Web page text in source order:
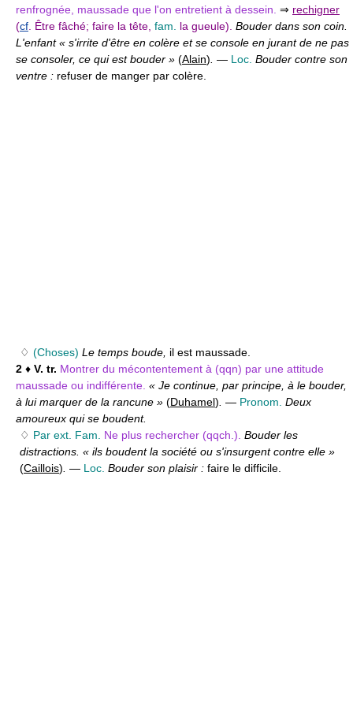
renfrognée, maussade que l'on entretient à dessein. ⇒ rechigner
(cf . Être fâché; faire la tête, fam. la gueule). Bouder dans son coin.
L'enfant « s'irrite d'être en colère et se console en jurant de ne pas
se consoler, ce qui est bouder » (Alain) — Loc. Bouder contre son
ventre : refuser de manger par colère.
♢ (Choses) Le temps boude, il est maussade.
2 ♦ V. tr. Montrer du mécontentement à (qqn) par une attitude
maussade ou indifférente. « Je continue, par principe, à le bouder,
à lui marquer de la rancune » (Duhamel) — Pronom. Deux
amoureux qui se boudent.
♢ Par ext. Fam. Ne plus rechercher (qqch.). Bouder les
distractions. « ils boudent la société ou s'insurgent contre elle »
(Caillois) — Loc. Bouder son plaisir : faire le difficile.